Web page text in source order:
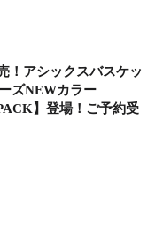
！アシックスバスケッ
ズNEWカラー
】登場！ご予約受